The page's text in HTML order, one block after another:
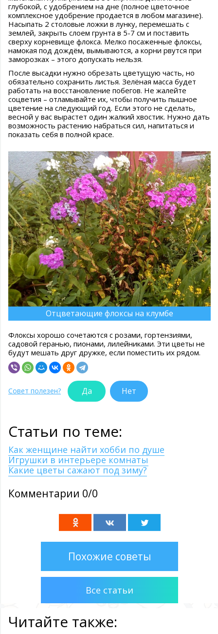
глубокой, с удобрением на дне (полное цветочное
комплексное удобрение продается в любом магазине).
Насыпать 2 столовые ложки в лунку, перемешать с
землей, закрыть слоем грунта в 5-7 см и поставить
сверху корневище флокса. Мелко посаженные флоксы,
намокая под дождём, вымываются, а корни рвутся при
заморозках – этого допускать нельзя.
После высадки нужно обрезать цветущую часть, но
обязательно сохранить листья. Зелёная масса будет
работать на восстановление побегов. Не жалейте
соцветия – отламывайте их, чтобы получить пышное
цветение на следующий год. Если этого не сделать,
весной у вас вырастет один жалкий хвостик. Нужно дать
возможность растению набраться сил, напитаться и
показать себя в полной красе.
Отцветающие флоксы на клумбе
Флоксы хорошо сочетаются с розами, гортензиями,
садовой геранью, пионами, лилейниками. Эти цветы не
будут мешать друг дружке, если поместить их рядом.
Совет полезен? Да Нет
Статьи по теме:
Как женщине найти хобби по душе
Игрушки в интерьере комнаты
Какие цветы сажают под зиму?
Комментарии 0/0
Похожие советы
Все статьи
Читайте также: